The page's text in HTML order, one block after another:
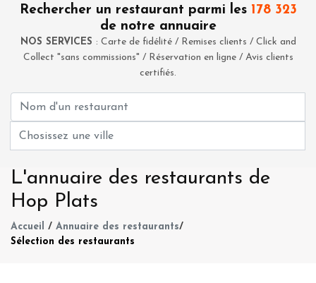
Rechercher un restaurant parmi les 178 323
de notre annuaire
NOS SERVICES : Carte de fidélité / Remises clients / Click and
Collect "sans commissions" / Réservation en ligne / Avis clients
certifiés.
L'annuaire des restaurants de
Hop Plats
Accueil / Annuaire des restaurants/
Sélection des restaurants